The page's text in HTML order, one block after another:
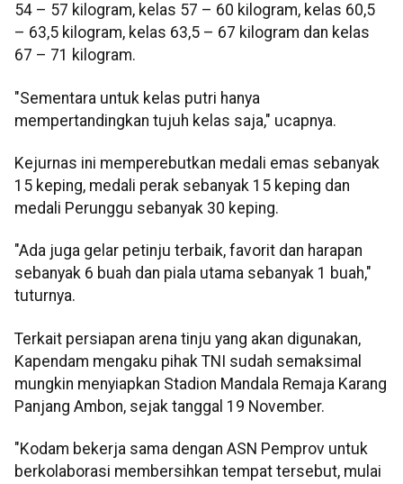
54 – 57 kilogram, kelas 57 – 60 kilogram, kelas 60,5
– 63,5 kilogram, kelas 63,5 – 67 kilogram dan kelas
67 – 71 kilogram.
"Sementara untuk kelas putri hanya
mempertandingkan tujuh kelas saja," ucapnya.
Kejurnas ini memperebutkan medali emas sebanyak
15 keping, medali perak sebanyak 15 keping dan
medali Perunggu sebanyak 30 keping.
"Ada juga gelar petinju terbaik, favorit dan harapan
sebanyak 6 buah dan piala utama sebanyak 1 buah,"
tuturnya.
Terkait persiapan arena tinju yang akan digunakan,
Kapendam mengaku pihak TNI sudah semaksimal
mungkin menyiapkan Stadion Mandala Remaja Karang
Panjang Ambon, sejak tanggal 19 November.
"Kodam bekerja sama dengan ASN Pemprov untuk
berkolaborasi membersihkan tempat tersebut, mulai